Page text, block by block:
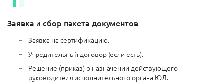
Заявка и сбор пакета документов
Заявка на сертификацию.
Учредительный договор (если есть).
Решение (приказ) о назначении действующего
руководителя исполнительного органа ЮЛ.